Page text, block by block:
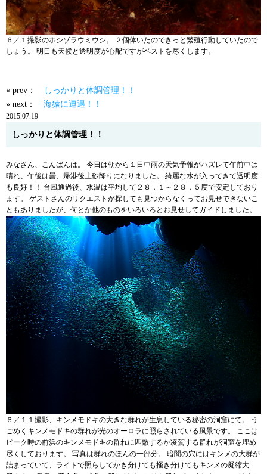
６／１撮影のホシゾラウミウシ。 ２個体いたのできっと繁殖行動していたので
しょう。 明日も天候と透明度が心配ですがベストを尽くします。
« prev：
しっかりと体調管理！！
» next： 海猿に遭遇！！
2015.07.19
しっかりと体調管理！！
みなさん、こんばんは。 今日は朝から１日中雨の天気予報がハズレて午前中は
晴れ、午後は曇、帰港後土砂降りになりました。 綺麗な水が入ってきて透明度
も良好！！ 台風通過後、水温は平均して２８．１～２８．５度で安定しており
ます。 ゲストさんのリクエストが探しても見つからなくってお見せできないこ
ともありましたが、何とか他のものをいろいろとお見せしてガイドしました。
６／１１撮影、キンメモドキの大きな群れが生息している秘密の洞窟にて。 う
ごめくキンメモドキの群れが光のオーロラに照らされている風景です。 ここは
ピーク時の前浜のキンメモドキの群れに匹敵するか凌駕する群れが洞窟を埋め
尽くしております。 写真は群れのほんの一部分。 暗闇の穴にはキンメの大群が
詰まっていて、ライトで照らしてかき分けても掻き分けてもキンメの凝縮大